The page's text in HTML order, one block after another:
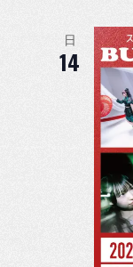
日
14